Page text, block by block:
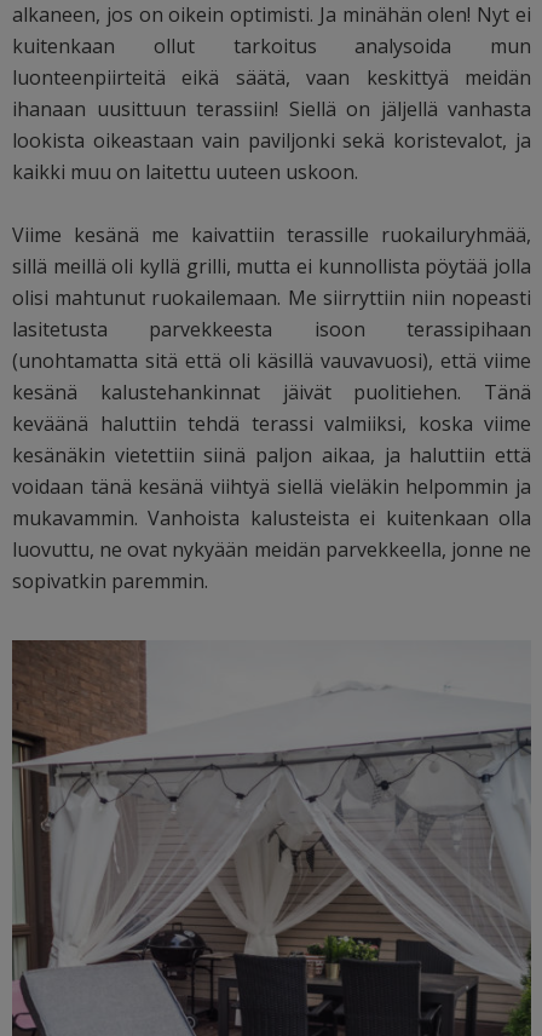
alkaneen, jos on oikein optimisti. Ja minähän olen! Nyt ei
kuitenkaan ollut tarkoitus analysoida mun
luonteenpiirteitä eikä säätä, vaan keskittyä meidän
ihanaan uusittuun terassiin! Siellä on jäljellä vanhasta
lookista oikeastaan vain paviljonki sekä koristevalot, ja
kaikki muu on laitettu uuteen uskoon.
Viime kesänä me kaivattiin terassille ruokailuryhmää,
sillä meillä oli kyllä grilli, mutta ei kunnollista pöytää jolla
olisi mahtunut ruokailemaan. Me siirryttiin niin nopeasti
lasitetusta parvekkeesta isoon terassipihaan
(unohtamatta sitä että oli käsillä vauvavuosi), että viime
kesänä kalustehankinnat jäivät puolitiehen. Tänä
keväänä haluttiin tehdä terassi valmiiksi, koska viime
kesänäkin vietettiin siinä paljon aikaa, ja haluttiin että
voidaan tänä kesänä viihtyä siellä vieläkin helpommin ja
mukavammin. Vanhoista kalusteista ei kuitenkaan olla
luovuttu, ne ovat nykyään meidän parvekkeella, jonne ne
sopivatkin paremmin.